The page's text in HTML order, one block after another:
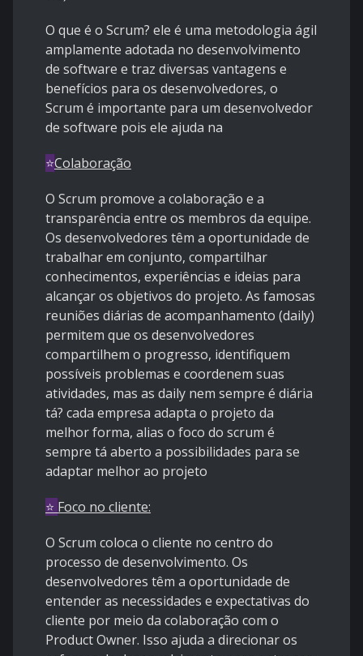
O que é o Scrum? ele é uma metodologia ágil
amplamente adotada no desenvolvimento
de software e traz diversas vantagens e
benefícios para os desenvolvedores, o
Scrum é importante para um desenvolvedor
de software pois ele ajuda na
⭐Colaboração
O Scrum promove a colaboração e a
transparência entre os membros da equipe.
Os desenvolvedores têm a oportunidade de
trabalhar em conjunto, compartilhar
conhecimentos, experiências e ideias para
alcançar os objetivos do projeto. As famosas
reuniões diárias de acompanhamento (daily)
permitem que os desenvolvedores
compartilhem o progresso, identifiquem
possíveis problemas e coordenem suas
atividades, mas as daily nem sempre é diária
tá? cada empresa adapta o projeto da
melhor forma, alias o foco do scrum é
sempre tá aberto a possibilidades para se
adaptar melhor ao projeto
⭐ Foco no cliente:
O Scrum coloca o cliente no centro do
processo de desenvolvimento. Os
desenvolvedores têm a oportunidade de
entender as necessidades e expectativas do
cliente por meio da colaboração com o
Product Owner. Isso ajuda a direcionar os